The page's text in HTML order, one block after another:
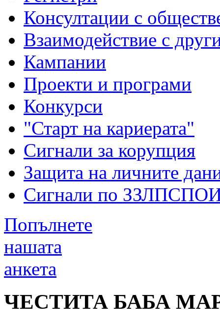
Консултации с
Взаимодействие с
Кампании
Проекти и програми
Конкурси
"Старт на кариерата"
Сигнали за корупция
Защита на личните
Сигнали по
Попълнете
нашата
анкета
ЧЕСТИТА БАБА